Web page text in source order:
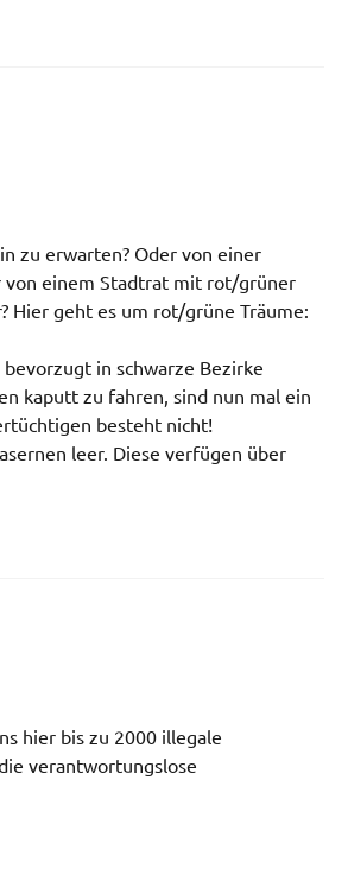
zu erwarten? Oder von einer
von einem Stadtrat mit rot/grüner
Hier geht es um rot/grüne Träume:
in schwarze Bezirke
kaputt zu fahren, sind nun mal ein
besteht nicht!
leer. Diese verfügen über
hier bis zu 2000 illegale
verantwortungslose